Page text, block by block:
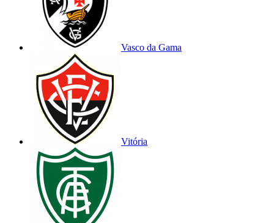
Vasco da Gama
Vitória